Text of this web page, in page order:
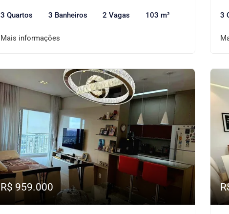
3 Quartos 3 Banheiros 2 Vagas 103 m²
Mais informações
3
R$ 959.000